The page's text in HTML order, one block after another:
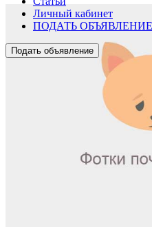
Личный кабинет
ПОДАТЬ ОБЪЯВЛЕНИЕ
Подать объявление